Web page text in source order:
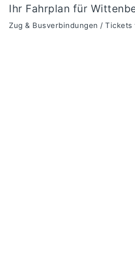
Ihr Fahrplan für
Zug & Busverbindungen / Tickets